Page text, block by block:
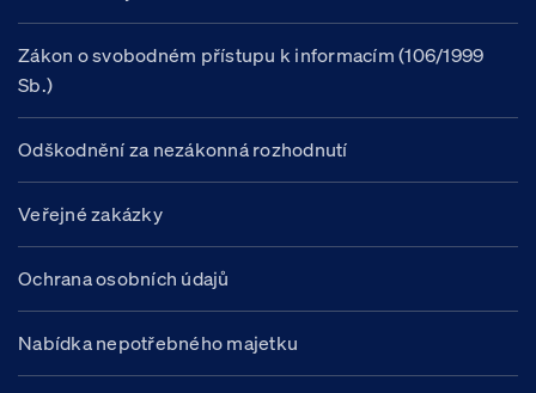
Zákon o svobodném přístupu k informacím (106/1999
Sb.)
Odškodnění za nezákonná rozhodnutí
Veřejné zakázky
Ochrana osobních údajů
Nabídka nepotřebného majetku